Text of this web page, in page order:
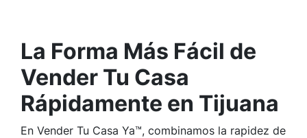
La Forma Más Fácil de
Vender Tu Casa
Rápidamente en Tijuana
En Vender Tu Casa Ya™, combinamos la rapidez de